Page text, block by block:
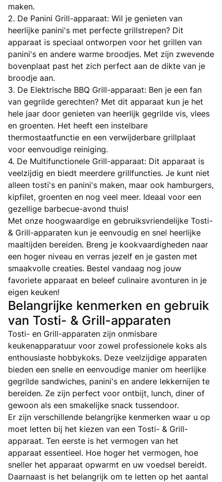
maken.
2. De Panini Grill-apparaat: Wil je genieten van
heerlijke panini's met perfecte grillstrepen? Dit
apparaat is speciaal ontworpen voor het grillen van
panini's en andere warme broodjes. Met zijn zwevende
bovenplaat past het zich perfect aan de dikte van je
broodje aan.
3. De Elektrische BBQ Grill-apparaat: Ben je een fan
van gegrilde gerechten? Met dit apparaat kun je het
hele jaar door genieten van heerlijk gegrilde vis, vlees
en groenten. Het heeft een instelbare
thermostaatfunctie en een verwijderbare grillplaat
voor eenvoudige reiniging.
4. De Multifunctionele Grill-apparaat: Dit apparaat is
veelzijdig en biedt meerdere grillfuncties. Je kunt niet
alleen tosti's en panini's maken, maar ook hamburgers,
kipfilet, groenten en nog veel meer. Ideaal voor een
gezellige barbecue-avond thuis!
Met onze hoogwaardige en gebruiksvriendelijke Tosti-
& Grill-apparaten kun je eenvoudig en snel heerlijke
maaltijden bereiden. Breng je kookvaardigheden naar
een hoger niveau en verras jezelf en je gasten met
smaakvolle creaties. Bestel vandaag nog jouw
favoriete apparaat en beleef culinaire avonturen in je
eigen keuken!
Belangrijke kenmerken en gebruik
van Tosti- & Grill-apparaten
Tosti- en Grill-apparaten zijn onmisbare
keukenapparatuur voor zowel professionele koks als
enthousiaste hobbykoks. Deze veelzijdige apparaten
bieden een snelle en eenvoudige manier om heerlijke
gegrilde sandwiches, panini's en andere lekkernijen te
bereiden. Ze zijn perfect voor ontbijt, lunch, diner of
gewoon als een smakelijke snack tussendoor.
Er zijn verschillende belangrijke kenmerken waar u op
moet letten bij het kiezen van een Tosti- & Grill-
apparaat. Ten eerste is het vermogen van het
apparaat essentieel. Hoe hoger het vermogen, hoe
sneller het apparaat opwarmt en uw voedsel bereidt.
Daarnaast is het belangrijk om te letten op het aantal